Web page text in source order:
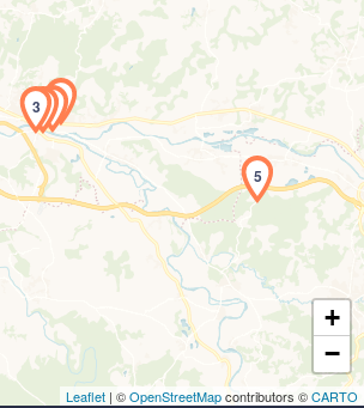
Chargement de la carte en cours...
1 2
3
5
+
−
Leaflet | ©OpenStreetMapcontributors ©CARTO